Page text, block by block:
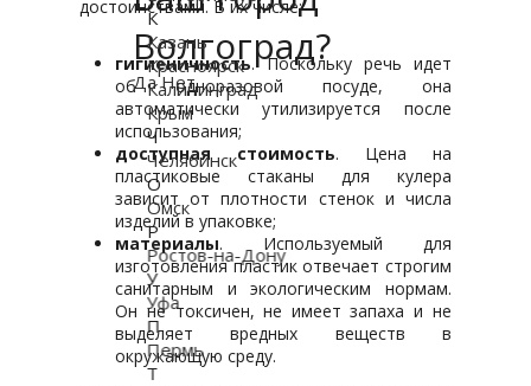
достоинствами. В их числе:
гигиеничность. Поскольку речь идет
об одноразовой посуде, она
автоматически утилизируется после
использования;
доступная стоимость. Цена на
пластиковые стаканы для кулера
зависит от плотности стенок и числа
изделий в упаковке;
материалы. Используемый для
изготовления пластик отвечает строгим
санитарным и экологическим нормам.
Он не токсичен, не имеет запаха и не
выделяет вредных веществ в
окружающую среду.
Волгоград?
Да Нет
К
Казань
Красноярск
Калининград
Крым
Ч
Челябинск
О
Омск
Р
Ростов-на-Дону
У
Уфа
П
Пермь
Т